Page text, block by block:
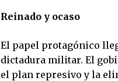
Reinado y ocaso
El papel protagónico
dictadura militar. El
el plan represivo y la